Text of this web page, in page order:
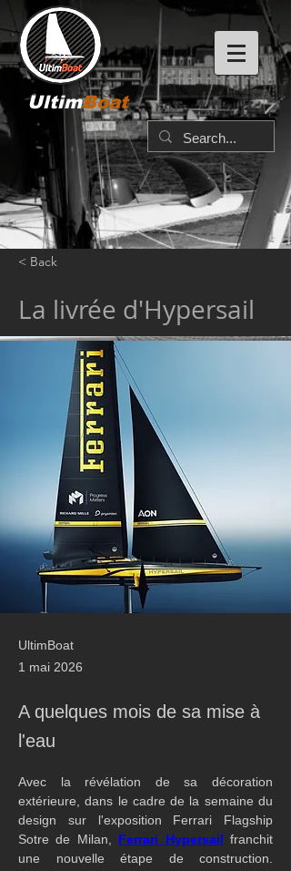
UltimBoat
< Back
La livrée d'Hypersail
UltimBoat
1 mai 2026
A quelques mois de sa mise à
l'eau
Avec la révélation de sa décoration
extérieure, dans le cadre de la semaine du
design sur l'exposition Ferrari Flagship
Sotre de Milan, Ferrari Hypersail franchit
une nouvelle étape de construction.